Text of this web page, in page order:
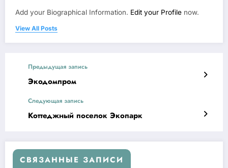
Add your Biographical Information. Edit your Profile now.
View All Posts
Предыдущая запись
Экодомпром
Следующая запись
Коттеджный поселок Экопарк
СВЯЗАННЫЕ ЗАПИСИ